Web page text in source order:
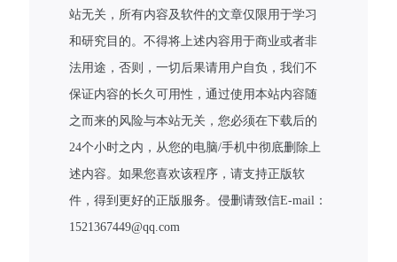
站无关，所有内容及软件的文章仅限用于学习
和研究目的。不得将上述内容用于商业或者非
法用途，否则，一切后果请用户自负，我们不
保证内容的长久可用性，通过使用本站内容随
之而来的风险与本站无关，您必须在下载后的
24个小时之内，从您的电脑/手机中彻底删除上
述内容。如果您喜欢该程序，请支持正版软
件，得到更好的正版服务。侵删请致信E-mail：
1521367449@qq.com